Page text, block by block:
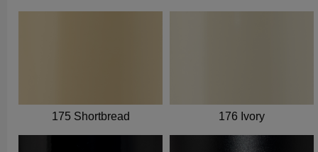
175 Shortbread 176 Ivory